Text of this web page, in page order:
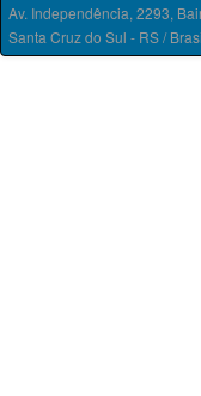
Av. Independência, 2293,
Santa Cruz do Sul - RS /